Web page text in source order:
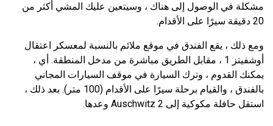
مشكلة في الوصول إلى هناك ، وسيتعين عليك المشي أكثر من
20 دقيقة سيرًا على الأقدام.
ومع ذلك ، يقع الفندق في موقع ملائم بالنسبة لمعسكر اعتقال
أوشفيتز 1 ، مقابل الطريق مباشرة من مدخل المنطقة. أي ،
يمكنك القدوم ، وترك السيارة في موقف السيارات المجاني
بالفندق ، والقيام برحلة سيرًا على الأقدام (100 متر). بعد ذلك ،
استقل حافلة مكوكية إلى Auschwitz 2 وعدها.